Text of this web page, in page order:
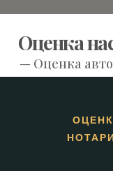
Оценка
— Оценка